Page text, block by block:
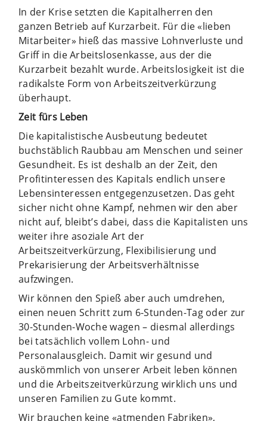
In der Krise setzten die Kapitalherren den
ganzen Betrieb auf Kurzarbeit. Für die «lieben
Mitarbeiter» hieß das massive Lohnverluste und
Griff in die Arbeitslosenkasse, aus der die
Kurzarbeit bezahlt wurde. Arbeitslosigkeit ist die
radikalste Form von Arbeitszeitverkürzung
überhaupt.
Zeit fürs Leben
Die kapitalistische Ausbeutung bedeutet
buchstäblich Raubbau am Menschen und seiner
Gesundheit. Es ist deshalb an der Zeit, den
Profitinteressen des Kapitals endlich unsere
Lebensinteressen entgegenzusetzen. Das geht
sicher nicht ohne Kampf, nehmen wir den aber
nicht auf, bleibt’s dabei, dass die Kapitalisten uns
weiter ihre asoziale Art der
Arbeitszeitverkürzung, Flexibilisierung und
Prekarisierung der Arbeitsverhältnisse
aufzwingen.
Wir können den Spieß aber auch umdrehen,
einen neuen Schritt zum 6-Stunden-Tag oder zur
30-Stunden-Woche wagen – diesmal allerdings
bei tatsächlich vollem Lohn- und
Personalausgleich. Damit wir gesund und
auskömmlich von unserer Arbeit leben können
und die Arbeitszeitverkürzung wirklich uns und
unseren Familien zu Gute kommt.
Wir brauchen keine «atmenden Fabriken»,